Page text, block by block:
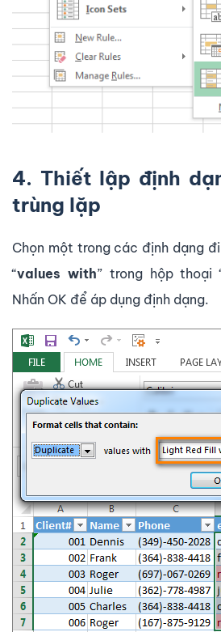
4. Thiết lập định
trùng lặp
Chọn một trong các định dạng
“values ​​with” trong hộp thoại
Nhấn OK để áp dụng định dạng.